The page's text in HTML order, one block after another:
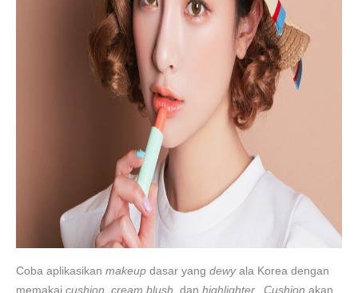
Coba aplikasikan makeup dasar yang dewyala Korea dengan
memakai cushion, cream blush , dan highlighter. Cushion akan